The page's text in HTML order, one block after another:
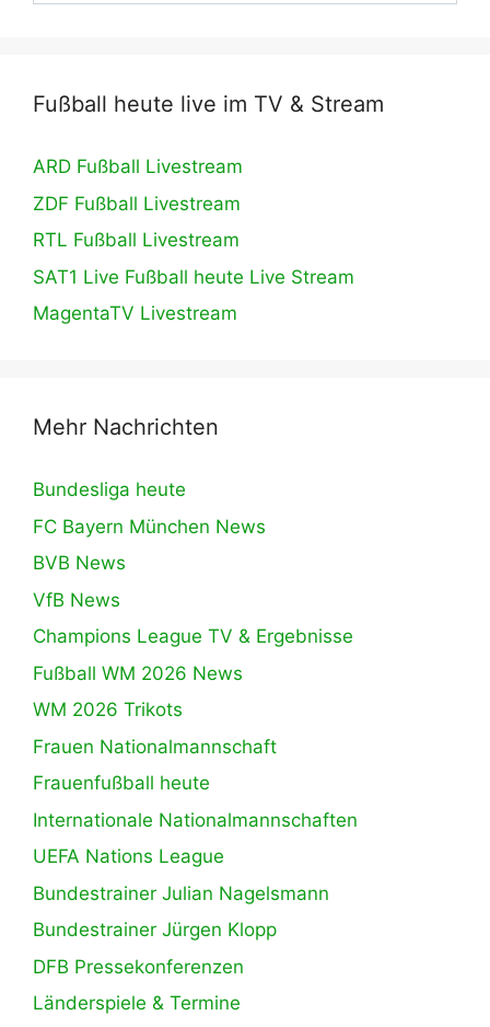
Fußball heute live im TV & Stream
ARD Fußball Livestream
ZDF Fußball Livestream
RTL Fußball Livestream
SAT1 Live Fußball heute Live Stream
MagentaTV Livestream
Mehr Nachrichten
Bundesliga heute
FC Bayern München News
BVB News
VfB News
Champions League TV & Ergebnisse
Fußball WM 2026 News
WM 2026 Trikots
Frauen Nationalmannschaft
Frauenfußball heute
Internationale Nationalmannschaften
UEFA Nations League
Bundestrainer Julian Nagelsmann
Bundestrainer Jürgen Klopp
DFB Pressekonferenzen
Länderspiele & Termine